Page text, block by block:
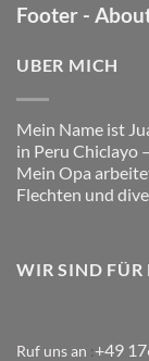
Footer -
UBER MICH
Mein Name ist
in Peru Chiclayo
Mein Opa
Flechten und
WIR SIND FÜR
Ruf uns an :+49